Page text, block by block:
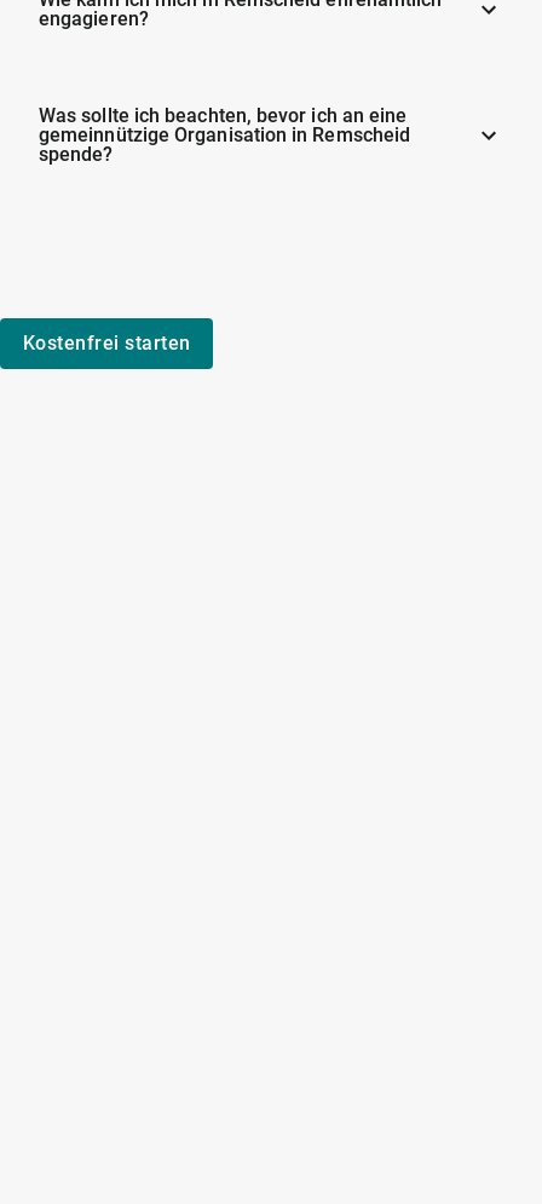
engagieren?
Was sollte ich beachten, bevor ich an eine
gemeinnützige Organisation in Remscheid
spende?
Kostenfrei starten